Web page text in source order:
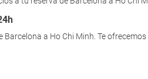
a Ho Chi Minh. Te